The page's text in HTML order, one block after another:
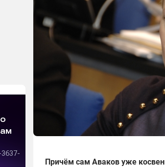
Причём сам Аваков уже